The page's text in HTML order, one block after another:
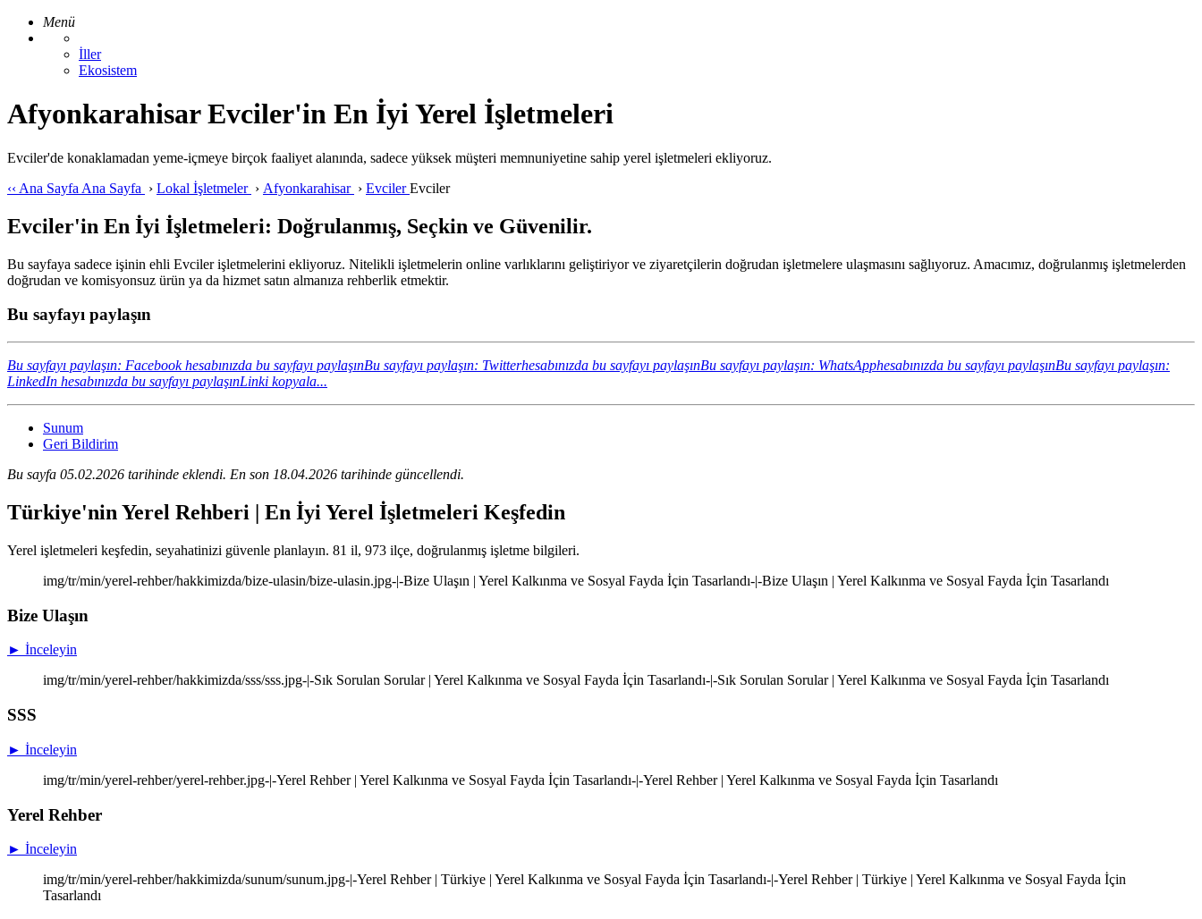
Menü
İller
Ekosistem
Afyonkarahisar Evciler'in En İyi Yerel İşletmeleri
Evciler'de konaklamadan yeme-içmeye birçok faaliyet alanında, sadece yüksek müşteri memnuniyetine sahip yerel işletmeleri ekliyoruz.
‹‹ Ana Sayfa Ana Sayfa › Lokal İşletmeler › Afyonkarahisar › EvcilerEvciler
Evciler'in En İyi İşletmeleri: Doğrulanmış, Seçkin ve Güvenilir.
Bu sayfaya sadece işinin ehli Evciler işletmelerini ekliyoruz. Nitelikli işletmelerin online varlıklarını geliştiriyor ve ziyaretçilerin doğrudan işletmelere ulaşmasını sağlıyoruz. Amacımız, doğrulanmış işletmelerden
doğrudan ve komisyonsuz ürün ya da hizmet satın almanıza rehberlik etmektir.
Bu sayfayı paylaşın
Bu sayfayı paylaşın: Facebook hesabınızda bu sayfayı paylaşınBu sayfayı paylaşın: Twitterhesabınızda bu sayfayı paylaşınBu sayfayı paylaşın: WhatsApphesabınızda bu sayfayı paylaşınBu sayfayı paylaşın:
LinkedIn hesabınızda bu sayfayı paylaşınLinki kopyala...
Sunum
Geri Bildirim
Bu sayfa 05.02.2026 tarihinde eklendi. En son 18.04.2026 tarihinde güncellendi.
Türkiye'nin Yerel Rehberi | En İyi Yerel İşletmeleri Keşfedin
Yerel işletmeleri keşfedin, seyahatinizi güvenle planlayın. 81 il, 973 ilçe, doğrulanmış işletme bilgileri.
img/tr/min/yerel-rehber/hakkimizda/bize-ulasin/bize-ulasin.jpg-|-Bize Ulaşın | Yerel Kalkınma ve Sosyal Fayda İçin Tasarlandı-|-Bize Ulaşın | Yerel Kalkınma ve Sosyal Fayda İçin Tasarlandı
Bize Ulaşın
► İnceleyin
img/tr/min/yerel-rehber/hakkimizda/sss/sss.jpg-|-Sık Sorulan Sorular | Yerel Kalkınma ve Sosyal Fayda İçin Tasarlandı-|-Sık Sorulan Sorular | Yerel Kalkınma ve Sosyal Fayda İçin Tasarlandı
SSS
► İnceleyin
img/tr/min/yerel-rehber/yerel-rehber.jpg-|-Yerel Rehber | Yerel Kalkınma ve Sosyal Fayda İçin Tasarlandı-|-Yerel Rehber | Yerel Kalkınma ve Sosyal Fayda İçin Tasarlandı
Yerel Rehber
► İnceleyin
img/tr/min/yerel-rehber/hakkimizda/sunum/sunum.jpg-|-Yerel Rehber | Türkiye | Yerel Kalkınma ve Sosyal Fayda İçin Tasarlandı-|-Yerel Rehber | Türkiye | Yerel Kalkınma ve Sosyal Fayda İçin
Tasarlandı